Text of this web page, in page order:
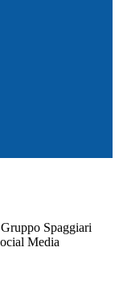
Spaggiari
Media